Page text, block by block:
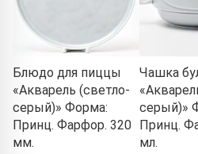
Блюдо для пиццы
«Акварель (светло-
серый)» Форма:
Принц. Фарфор. 320
мм.
Чашка
серый)»
Принц.
мл.